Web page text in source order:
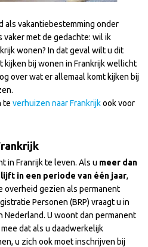
als vakantiebestemming onder
met de gedachte: wil ik
wonen? In dat geval wilt u dit
kijken bij wonen in Frankrijk wellicht
over wat er allemaal komt kijken bij
te verhuizen naar Frankrijkook voor
in Franrijk te leven. Als u meer dan
in een periode van één jaar,
overheid gezien als permanent
Personen (BRP) vraagt u in
Nederland. U woont dan permanent
dat als u daadwerkelijk
u zich ook moet inschrijven bij